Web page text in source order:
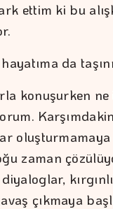
ettim ki bu
da
konuşurken
oluşturmamaya
zaman
çıkmaya